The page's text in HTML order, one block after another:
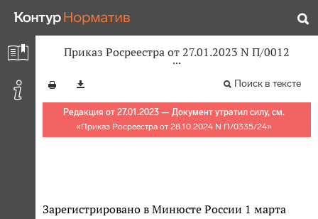
Приказ Росреестра от 27.01.2023 N П/0012
Поиск в тексте
Редакция от 27.01.2023 — Документ утратил силу, см.
«Приказ Росреестра от 28.10.2024 N П/0335/24»
Зарегистрировано в Минюсте России 1 марта